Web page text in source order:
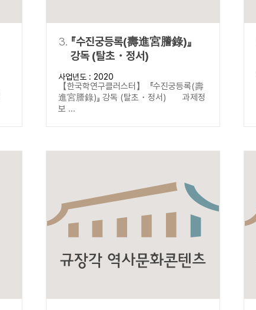
3. 『수진궁등록(壽進宮謄錄)』
강독 (탈초・정서)
사업년도 : 2020
【한국학연구클러스터】 『수진궁등록(壽
進宮謄錄)』 강독 (탈초・정서) 과제정
보 ...